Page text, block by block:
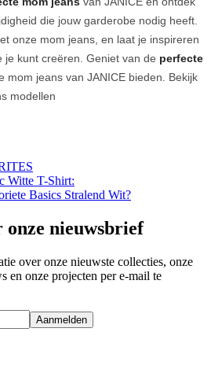
die jouw garderobe nodig heeft.
onze mom jeans, en laat je inspireren
je kunt creëren. Geniet van de perfecte
mom jeans van JANICE bieden. Bekijk
modellen
Witte T-Shirt:
Basics Stralend Wit?
nieuwsbrief
over onze nieuwste collecties, onze
en onze projecten per e-mail te
Aanmelden